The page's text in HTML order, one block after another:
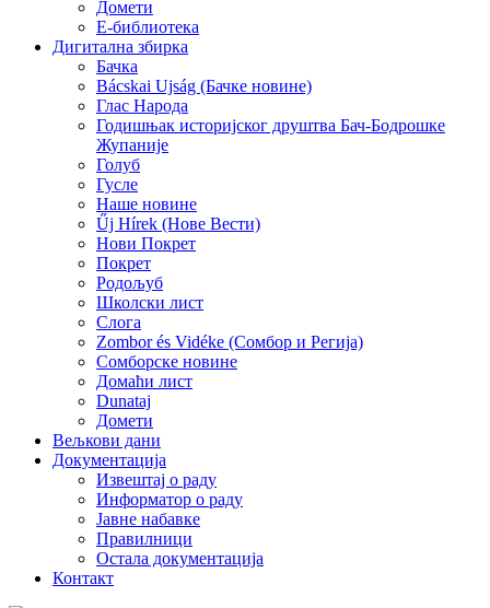
Домети
E-библиотека
Дигитална збирка
Бачка
Bácskai Ujság (Бачке новине)
Глас Народа
Годишњак историјског друштва Бач-Бодрошке
Жупаније
Голуб
Гусле
Наше новине
Űj Hírek (Нове Вести)
Нови Покрет
Покрет
Родољуб
Школски лист
Слога
Zombor és Vidéke (Сомбор и Регија)
Сомборске новине
Домаћи лист
Dunataj
Домети
Вељкови дани
Документација
Извештај o раду
Информатор о раду
Јавне набавке
Правилници
Остала документација
Контакт